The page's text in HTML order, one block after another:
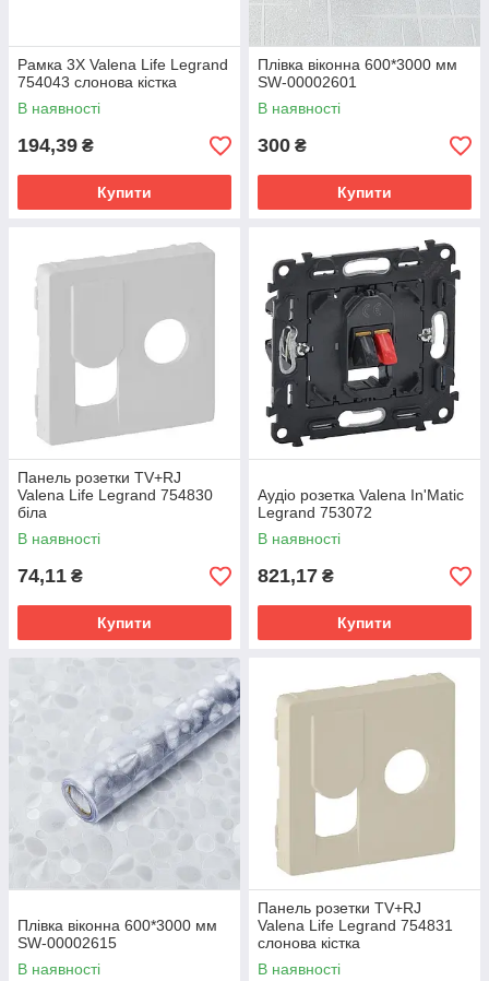
Рамка 3Х Valena Life Legrand
754043 слонова кістка
В наявності
194,39 ₴
Купити
Плівка віконна 600*3000 мм
SW-00002601
В наявності
300 ₴
Купити
Панель розетки TV+RJ
Valena Life Legrand 754830
біла
В наявності
74,11 ₴
Купити
Аудіо розетка Valena In'Matic
Legrand 753072
В наявності
821,17 ₴
Купити
Плівка віконна 600*3000 мм
SW-00002615
В наявності
Панель розетки TV+RJ
Valena Life Legrand 754831
слонова кістка
В наявності